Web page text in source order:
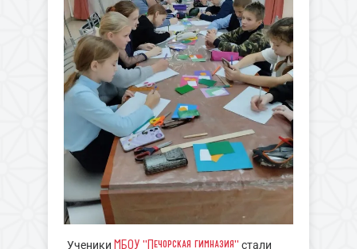
Ученики МБОУ "Печорская гимназия" стали